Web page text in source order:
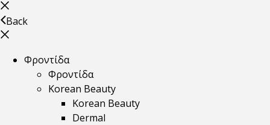
Back
Φροντίδα
Φροντίδα
Korean Beauty
Korean Beauty
Dermal